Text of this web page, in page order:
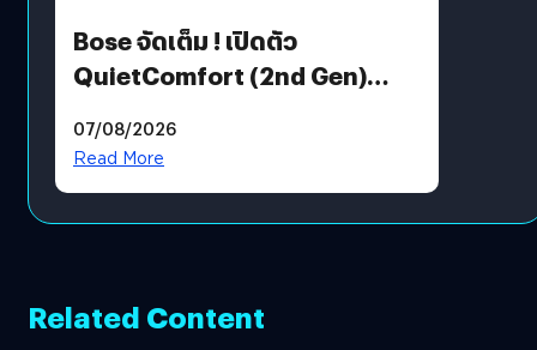
Bose จัดเต็ม ! เปิดตัว
QuietComfort (2nd Gen)
07/08/2026
Read More
Related Content